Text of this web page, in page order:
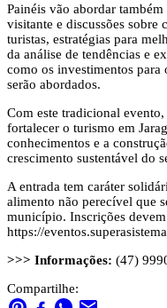
Painéis vão abordar
visitante e discussões sobre
turistas, estratégias para
da análise de tendências e
como os investimentos para
serão abordados.
Com este tradicional
fortalecer o turismo em
conhecimentos e a
crescimento sustentável do
A entrada tem caráter
alimento não perecível que
município. Inscrições
https://
>>> Informações: (47)
Compartilhe: